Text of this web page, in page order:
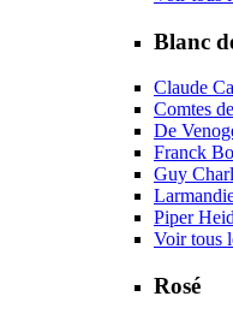
Blanc
Claude
Comtes
De
Franck
Guy
Piper
Voir tous
Rosé